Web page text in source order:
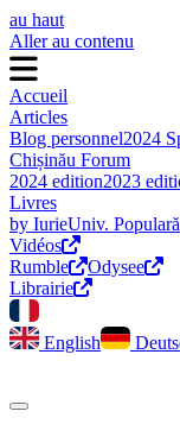
au haut
Aller au contenu
Accueil
Articles
Blog personnel2024
Chișinău Forum
2024 edition2023
Livres
by IurieUniv. Populară
Vidéos
Rumble
Odysee
Librairie
English
Activer le mode sombre